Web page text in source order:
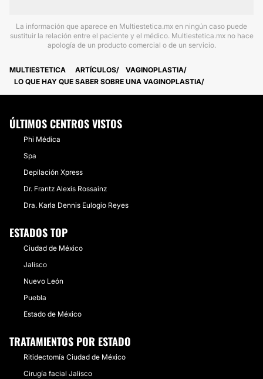
La información que aparece en Multiestetica.mx en ningún caso puede
sustituir la relación entre el paciente y el médico. Multiestetica.mx no hace
apología de un producto comercial o de un servicio.
MULTIESTETICA ARTÍCULOS
VAGINOPLASTIA
​LO QUE HAY QUE SABER SOBRE UNA VAGINOPLASTIA
ÚLTIMOS CENTROS VISTOS
Phi Médica
Spa
Depilación Xpress
Dr. Frantz Alexis Rossainz
Dra. Karla Dennis Eulogio Reyes
ESTADOS TOP
Ciudad de México
Jalisco
Nuevo León
Puebla
Estado de México
TRATAMIENTOS POR ESTADO
Ritidectomía Ciudad de México
Cirugía facial Jalisco